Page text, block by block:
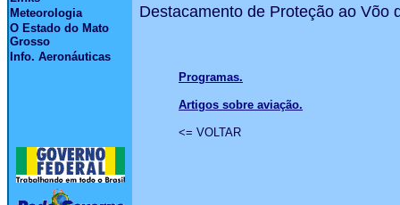
Meteorologia
O Estado do Mato
Grosso
Info. Aeronáuticas
Destacamento de Proteção ao Võo
Programas.
Artigos sobre aviação.
<= VOLTAR